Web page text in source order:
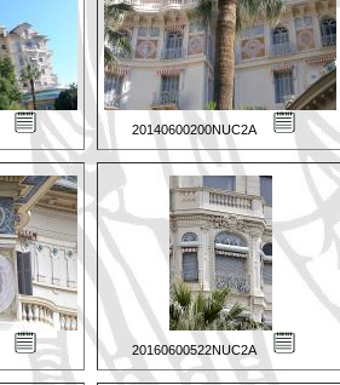
20140600200NUC2A
20160600522NUC2A